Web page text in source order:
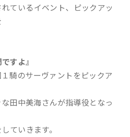
ているイベント、ピックアッ
すよ』
騎のサーヴァントをピックア
田中美海さんが指導役となっ
ていきます。